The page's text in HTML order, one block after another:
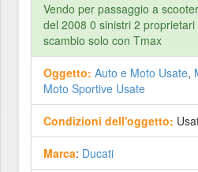
Vendo per passaggio a
del 2008 0 sinistri 2
scambio solo con Tmax
Oggetto: Auto e Moto Usate,
Moto Sportive Usate
Condizioni dell'oggetto:
Marca: Ducati